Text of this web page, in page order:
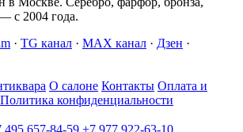
с 2004 года.
· TG канал · MAX канал · Дзен ·
О салоне Контакты Оплата и
Политика конфиденциальности